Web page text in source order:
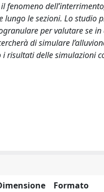
fenomeno
lungo le sezioni. Lo studio
per valutare se in
di simulare
risultati delle simulazioni
Formato